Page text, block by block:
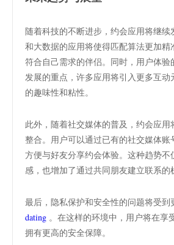
随着科技的不断进步，约会应用将继续
和大数据的应用将使得匹配算法更加精
符合自己需求的伴侣。同时，用户体验
发展的重点，许多应用将引入更多互动
的趣味性和粘性。
此外，随着社交媒体的普及，约会应用
整合。用户可以通过已有的社交媒体账
方便与好友分享约会体验。这种趋势不
感，也增加了通过共同朋友建立联系的
最后，隐私保护和安全性的问题将受到
dating 。在这样的环境中，用户将在享
拥有更高的安全保障。